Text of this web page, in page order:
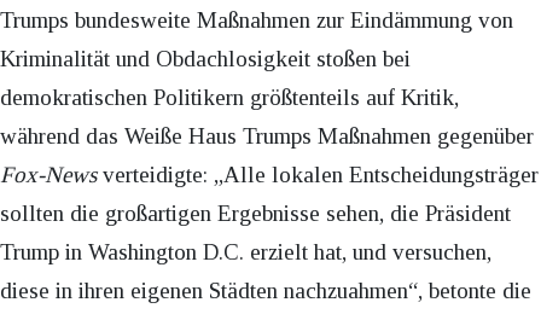
Trumps bundesweite Maßnahmen zur Eindämmung von
Kriminalität und Obdachlosigkeit stoßen bei
demokratischen Politikern größtenteils auf Kritik,
während das Weiße Haus Trumps Maßnahmen gegenüber
Fox-Newsverteidigte: „Alle lokalen Entscheidungsträger
sollten die großartigen Ergebnisse sehen, die Präsident
Trump in Washington D.C. erzielt hat, und versuchen,
diese in ihren eigenen Städten nachzuahmen“, betonte die